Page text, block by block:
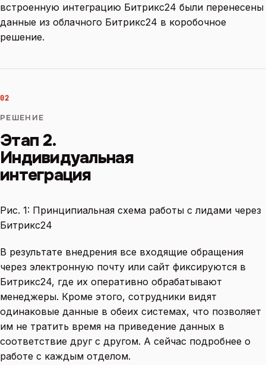
встроенную интеграцию Битрикс24 были перенесены
данные из облачного Битрикс24 в коробочное
решение.
02
РЕШЕНИЕ
Этап 2.
Индивидуальная
интеграция
Рис. 1: Принципиальная схема работы с лидами через
Битрикс24
В результате внедрения все входящие обращения
через электронную почту или сайт фиксируются в
Битрикс24, где их оперативно обрабатывают
менеджеры. Кроме этого, сотрудники видят
одинаковые данные в обеих системах, что позволяет
им не тратить время на приведение данных в
соответствие друг с другом. А сейчас подробнее о
работе с каждым отделом.